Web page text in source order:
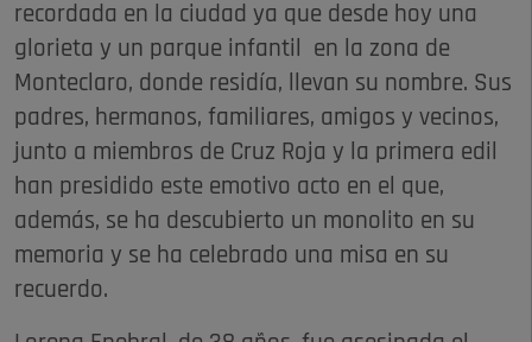
recordada en la ciudad ya que desde hoy una
glorieta y un parque infantil en la zona de
Monteclaro, donde residía, llevan su nombre. Sus
padres, hermanos, familiares, amigos y vecinos,
junto a miembros de Cruz Roja y la primera edil
han presidido este emotivo acto en el que,
además, se ha descubierto un monolito en su
memoria y se ha celebrado una misa en su
recuerdo.